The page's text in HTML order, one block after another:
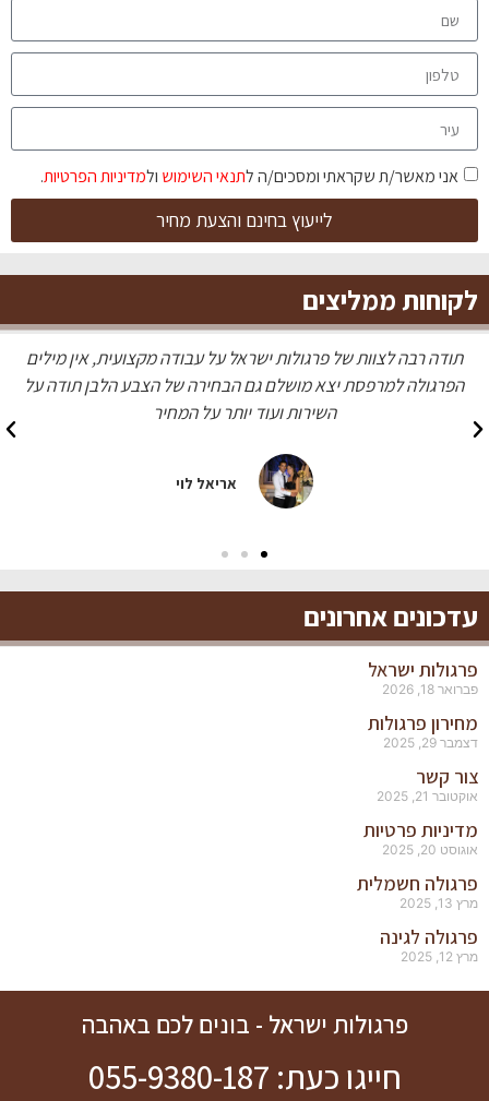
אני מאשר/ת שקראתי ומסכים/ה לתנאי השימושולמדיניות הפרטיות.
לייעוץ בחינם והצעת מחיר
ממליצים
על עבודה מקצועית, אין מילים
של הצבע הלבן תודה על
עשו לי פרגולה מדהימה בצבע
מעולה
אחרונים
ישראל
2026
פרגולות
2025
קשר
21, 2025
פרטיות
2025
חשמלית
לגינה
פרגולות ישראל - בונים לכם באהבה
חייגו כעת: 055-9380-187